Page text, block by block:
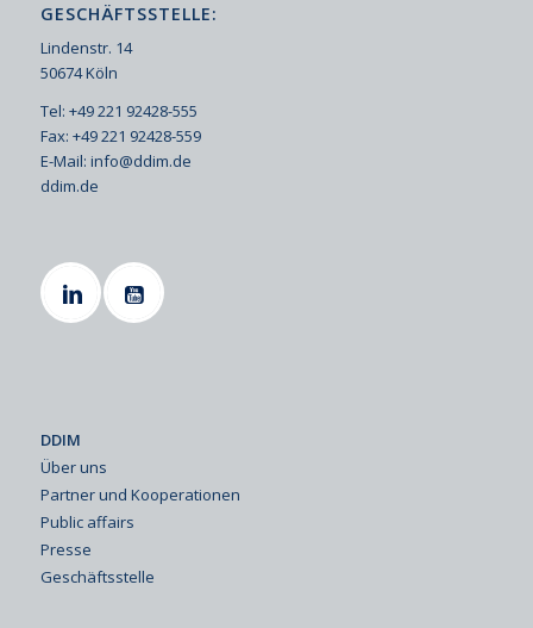
GESCHÄFTSSTELLE:
Lindenstr. 14
50674 Köln
Tel: +49 221 92428-555
Fax: +49 221 92428-559
E-Mail: info@ddim.de
ddim.de
DDIM
Über uns
Partner und Kooperationen
Public affairs
Presse
Geschäftsstelle